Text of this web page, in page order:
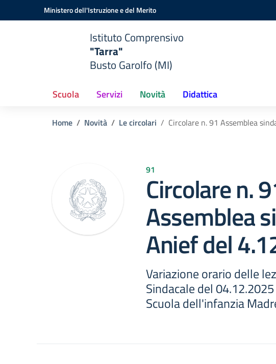
Vai ai contenuti
Vai al menu di navigazioneMinistero dell'Istruzione e del Merito
Istituto Comprensivo
"Tarra"
Busto Garolfo (MI)
Scuola Servizi Novità Didattica
Home Novità Le circolari Circolare n. 91 Assemblea
91
Circolare n.
Assemblea
Anief del
Variazione orario delle
Sindacale del
Scuola dell'infanzia